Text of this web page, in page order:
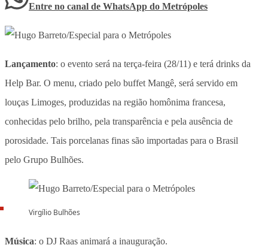
Entre no canal de WhatsApp do Metrópoles
Lançamento: o evento será na terça-feira (28/11) e terá drinks da
Help Bar. O menu, criado pelo buffet Mangê, será servido em
louças Limoges, produzidas na região homônima francesa,
conhecidas pelo brilho, pela transparência e pela ausência de
porosidade. Tais porcelanas finas são importadas para o Brasil
pelo Grupo Bulhões.
Virgílio Bulhões
Música: o DJ Raas animará a inauguração.